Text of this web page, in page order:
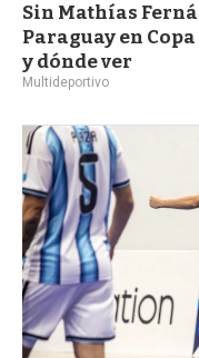
Sin Mathías
Paraguay en
y dónde ver
Multideportivo